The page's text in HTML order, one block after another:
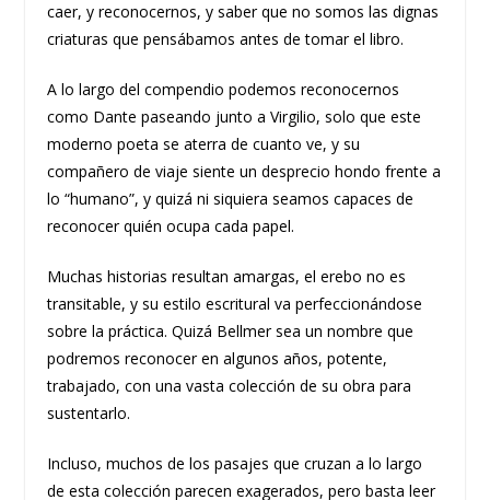
caer, y reconocernos, y saber que no somos las dignas
criaturas que pensábamos antes de tomar el libro.
A lo largo del compendio podemos reconocernos
como Dante paseando junto a Virgilio, solo que este
moderno poeta se aterra de cuanto ve, y su
compañero de viaje siente un desprecio hondo frente a
lo “humano”, y quizá ni siquiera seamos capaces de
reconocer quién ocupa cada papel.
Muchas historias resultan amargas, el erebo no es
transitable, y su estilo escritural va perfeccionándose
sobre la práctica. Quizá Bellmer sea un nombre que
podremos reconocer en algunos años, potente,
trabajado, con una vasta colección de su obra para
sustentarlo.
Incluso, muchos de los pasajes que cruzan a lo largo
de esta colección parecen exagerados, pero basta leer